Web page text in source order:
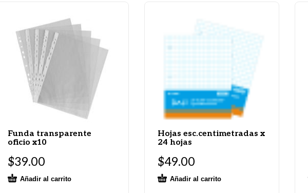
Funda transparente
oficio x10
$39.00
Añadir al carrito
Hojas esc.centimetradas x
24 hojas
$49.00
Añadir al carrito